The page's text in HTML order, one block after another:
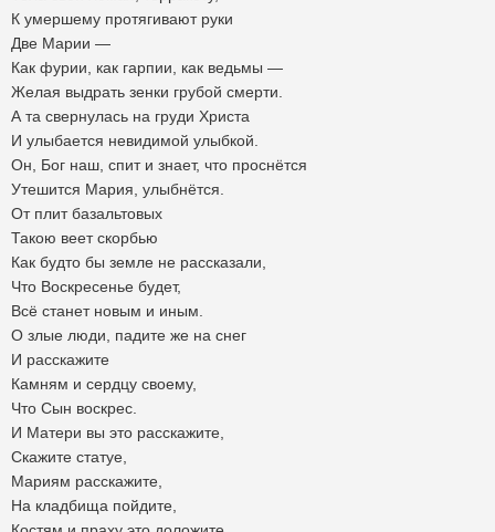
К умершему протягивают руки
Две Марии —
Как фурии, как гарпии, как ведьмы —
Желая выдрать зенки грубой смерти.
А та свернулась на груди Христа
И улыбается невидимой улыбкой.
Он, Бог наш, спит и знает, что проснётся
Утешится Мария, улыбнётся.
От плит базальтовых
Такою веет скорбью
Как будто бы земле не рассказали,
Что Воскресенье будет,
Всё станет новым и иным.
О злые люди, падите же на снег
И расскажите
Камням и сердцу своему,
Что Сын воскрес.
И Матери вы это расскажите,
Скажите статуе,
Мариям расскажите,
На кладбища пойдите,